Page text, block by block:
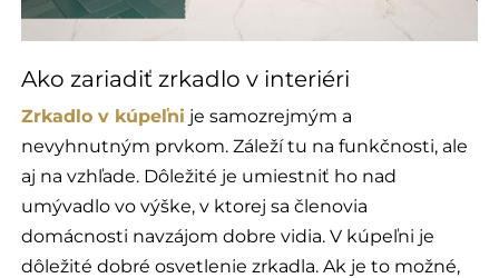
Ako zariadiť zrkadlo v interiéri
Zrkadlo v kúpeľni je samozrejmým a
nevyhnutným prvkom. Záleží tu na funkčnosti, ale
aj na vzhľade. Dôležité je umiestniť ho nad
umývadlo vo výške, v ktorej sa členovia
domácnosti navzájom dobre vidia. V kúpeľni je
dôležité dobré osvetlenie zrkadla. Ak je to možné,